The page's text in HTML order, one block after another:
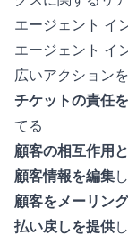
エージェント イ
エージェント イ
広いアクション
チケットの責任
てる
顧客の相互作用
顧客情報を編集
顧客をメーリン
払い戻しを提供